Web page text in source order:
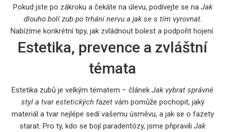
Pokud jste po zákroku a čekáte na úlevu, podívejte se na Jak
dlouho bolí zub po trhání nervu a jak se s tím vyrovnat.
Nabízíme konkrétní tipy, jak zvládnout bolest a podpořit hojení.
Estetika, prevence a zvláštní
témata
Estetika zubů je velkým tématem – článek Jak vybrat správné
styl a tvar estetických fazetvám pomůže pochopit, jaký
materiál a tvar nejlépe sedí vašemu úsměvu, a jak se o fazety
starat. Pro ty, kdo se bojí paradentózy, jsme připravili Jak